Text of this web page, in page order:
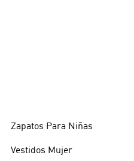
Zapatos Para Niñas
Vestidos Mujer